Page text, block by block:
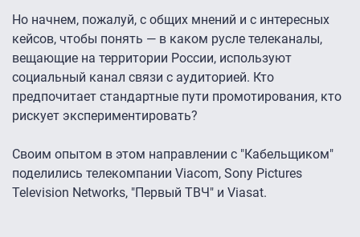
Но начнем, пожалуй, с общих мнений и с интересных
кейсов, чтобы понять — в каком русле телеканалы,
вещающие на территории России, используют
социальный канал связи с аудиторией. Кто
предпочитает стандартные пути промотирования, кто
рискует экспериментировать?
Своим опытом в этом направлении с "Кабельщиком"
поделились телекомпании Viacom, Sony Pictures
Television Networks, "Первый ТВЧ" и Viasat.